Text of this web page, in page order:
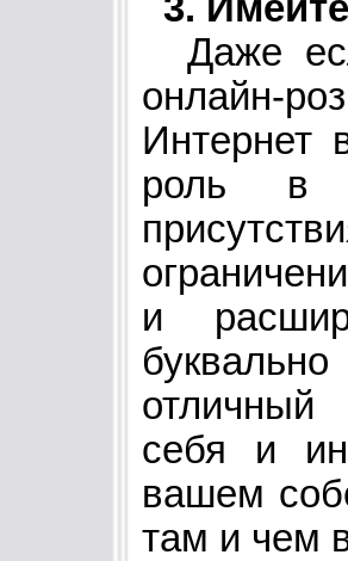
Даже
онлайн-
Интернет
роль в
и
отличный
себя и
вашем
там и чем